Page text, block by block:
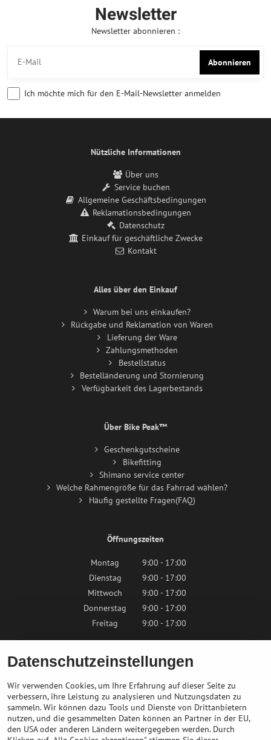
Newsletter
Newsletter abonnieren :
Abonnieren
Ich möchte mich für den E-Mail-Newsletter anmelden
Nützliche Informationen
Über uns
Service buchen
Allgemeine Geschäftsbedingungen
Reklamationsbedingungen
Datenschutz
Einkauf für geschäftliche Zwecke
Kontakt
Alles über den Einkauf
Warum bei uns einkaufen?
Rückgabe und Reklamation von Waren
Lieferung der Ware
Zahlungsmethoden
Bestellstatus
Bestelländerung und Stornierung
Verfügbarkeit des Lagerbestands
Über Bike Peak™
Geschenkgutscheine
Bikefitting
Shimano service center
Welche Rahmengröße für das Fahrrad wählen?
Häufig gestellte Fragen(FAQ)
Öffnungszeiten
Montag
9:00 - 17:00
Dienstag
9:00 - 17:00
Mittwoch
9:00 - 17:00
Donnerstag
9:00 - 17:00
Freitag
9:00 - 17:00
Samstag
9:00 - 12:00
Sonntag
Geschlossen
Kontaktieren Sie uns
Datenschutzeinstellungen
Wir verwenden Cookies, um Ihre Erfahrung auf dieser Seite zu
verbessern, ihre Leistung zu analysieren und Nutzungsdaten zu
sammeln. Wir können dazu Tools und Dienste von Drittanbietern
nutzen, und die gesammelten Daten können an Partner in der EU,
den USA oder anderen Ländern weitergegeben werden. Durch